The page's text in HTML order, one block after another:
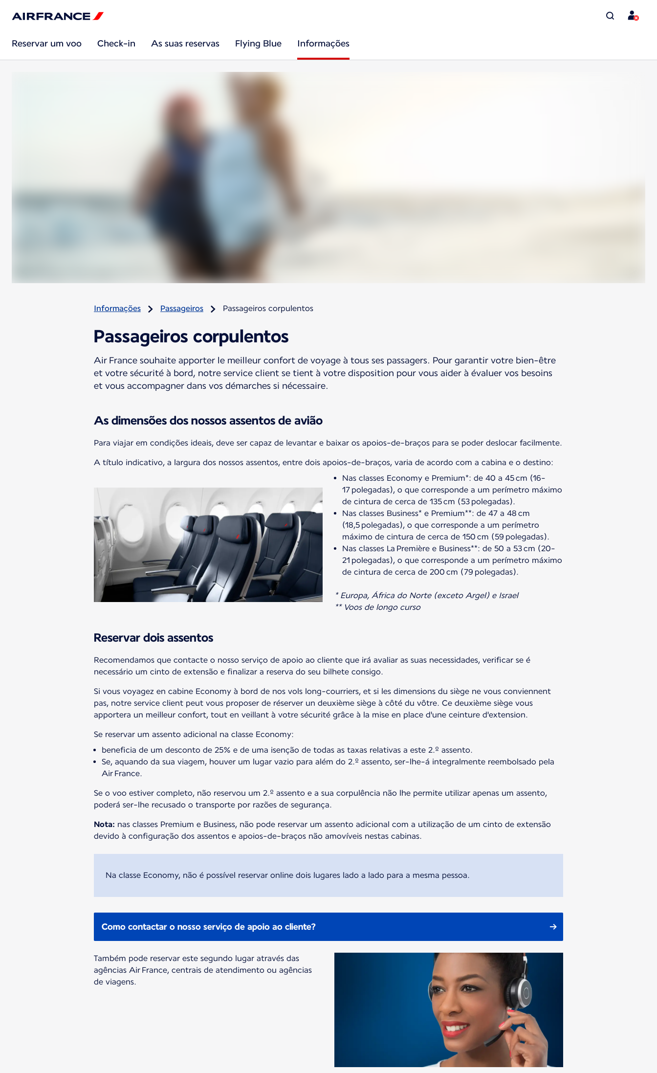
Reservar um voo Check-in As suas reservas Flying Blue Informações
Informações Passageiros Passageiros corpulentos
Passageiros corpulentos
Air France souhaite apporter le meilleur confort de voyage à tous ses passagers. Pour garantir votre bien-être
et votre sécurité à bord, notre service client se tient à votre disposition pour vous aider à évaluer vos besoins
et vous accompagner dans vos démarches si nécessaire.
As dimensões dos nossos assentos de avião
Para viajar em condições ideais, deve ser capaz de levantar e baixar os apoios-de-braços para se poder deslocar facilmente.
A título indicativo, a largura dos nossos assentos, entre dois apoios-de-braços, varia de acordo com a cabina e o destino:
Nas classes Economy e Premium*: de 40 a 45 cm (16-
17 polegadas), o que corresponde a um perímetro máximo
de cintura de cerca de 135 cm (53 polegadas).
Nas classes Business* e Premium**: de 47 a 48 cm
(18,5 polegadas), o que corresponde a um perímetro
máximo de cintura de cerca de 150 cm (59 polegadas).
Nas classes La Première e Business**: de 50 a 53 cm (20-
21 polegadas), o que corresponde a um perímetro máximo
de cintura de cerca de 200 cm (79 polegadas).
* Europa, África do Norte (exceto Argel) e Israel
** Voos de longo curso
Reservar dois assentos
Recomendamos que contacte o nosso serviço de apoio ao cliente que irá avaliar as suas necessidades, verificar se é
necessário um cinto de extensão e finalizar a reserva do seu bilhete consigo.
Si vous voyagez en cabine Economy à bord de nos vols long-courriers, et si les dimensions du siège ne vous conviennent
pas, notre service client peut vous proposer de réserver un deuxième siège à côté du vôtre. Ce deuxième siège vous
apportera un meilleur confort, tout en veillant à votre sécurité grâce à la mise en place d'une ceinture d'extension.
Se reservar um assento adicional na classe Economy:
beneficia de um desconto de 25% e de uma isenção de todas as taxas relativas a este 2.º assento.
Se, aquando da sua viagem, houver um lugar vazio para além do 2.º assento, ser-lhe-á integralmente reembolsado pela
Air France.
Se o voo estiver completo, não reservou um 2.º assento e a sua corpulência não lhe permite utilizar apenas um assento,
poderá ser-lhe recusado o transporte por razões de segurança.
Nota: nas classes Premium e Business, não pode reservar um assento adicional com a utilização de um cinto de extensão
devido à configuração dos assentos e apoios-de-braços não amovíveis nestas cabinas.
Na classe Economy, não é possível reservar online dois lugares lado a lado para a mesma pessoa.
Como contactar o nosso serviço de apoio ao cliente?
Também pode reservar este segundo lugar através das
agências Air France, centrais de atendimento ou agências
de viagens.